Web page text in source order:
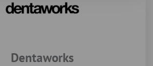
Dentaworks